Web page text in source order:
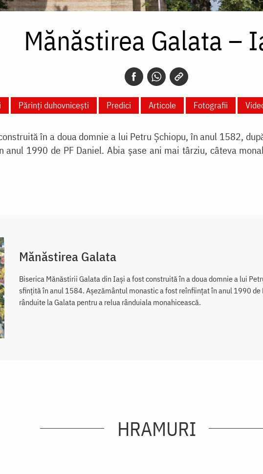
Mănăstirea Galata –
Părinți duhovnicești Predici Articole Fotografii
în a doua domnie a lui Petru Şchiopu, în anul 1582,
1990 de PF Daniel. Abia şase ani mai târziu, câteva
Mănăstirea Galata
Biserica Mănăstirii Galata din Iaşi a fost construită în a doua domnie a lui
sfinţită în anul 1584. Aşezământul monastic a fost reînfiinţat în anul 1990
rânduite la Galata pentru a relua rânduiala monahicească.
HRAMURI